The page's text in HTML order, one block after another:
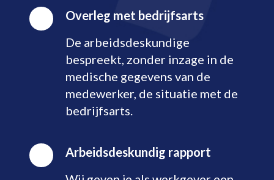
Overleg met bedrijfsarts
De arbeidsdeskundige
bespreekt, zonder inzage in de
medische gegevens van de
medewerker, de situatie met de
bedrijfsarts.
Arbeidsdeskundig rapport